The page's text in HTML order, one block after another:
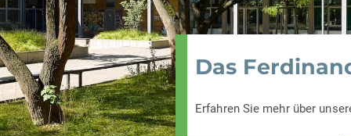
Das
Erfahren Sie mehr über